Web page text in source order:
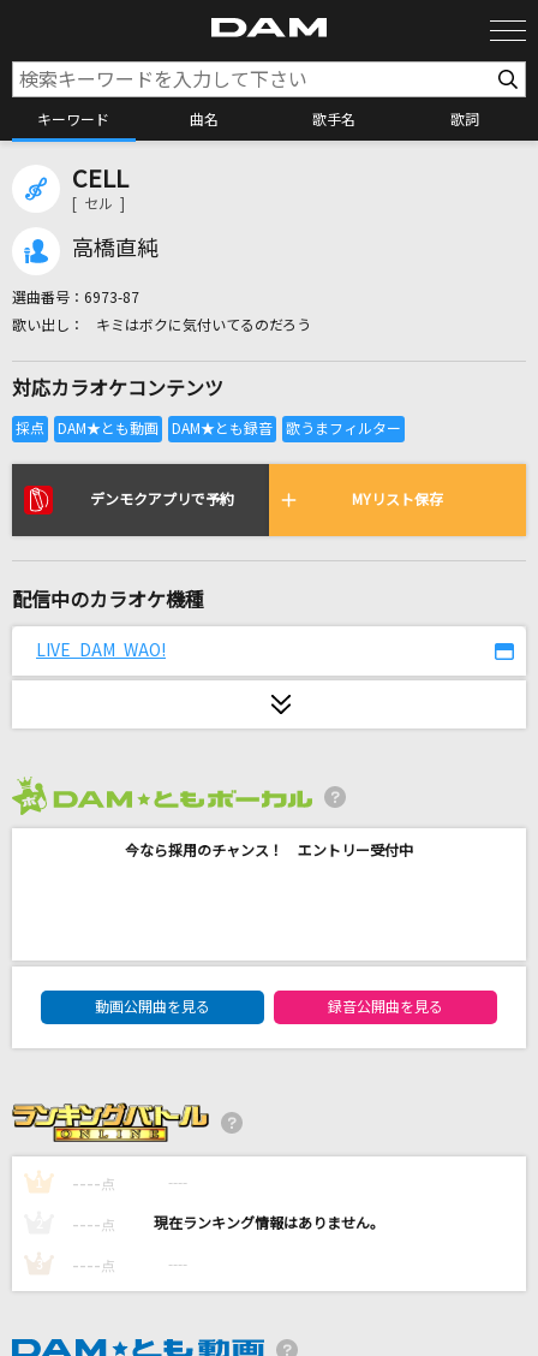
キーワード 曲名 歌手名 歌詞
全国りれき
リアルタイムで歌われている曲の一覧
あなただけ見つめてる
[良音]Everlasting Luv
[生音]紋白蝶 feat. 石原慎也 (Saucy Dog)
汐れいら
メロウ
恋愛凡人は踊らない
CELL
[ セル ]
高橋直純
選曲番号： 6973-87
キミはボクに気付いてるのだろう
対応カラオケコンテンツ
デンモクアプリで予約 MYリスト保存
配信中のカラオケ機種
LIVE DAM WAO!
今なら採用のチャンス！ エントリー受付中
DAM★ともボーカルエントリーランキング
動画公開曲を見る
録音公開曲を見る
1 ---- 点 ----
---- 点 ----
3 ---- 点 ----